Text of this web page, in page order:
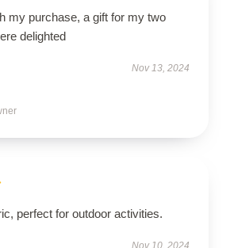
my purchase, a gift for my two
delighted
Nov 13, 2024
perfect for outdoor activities.
Nov 10, 2024